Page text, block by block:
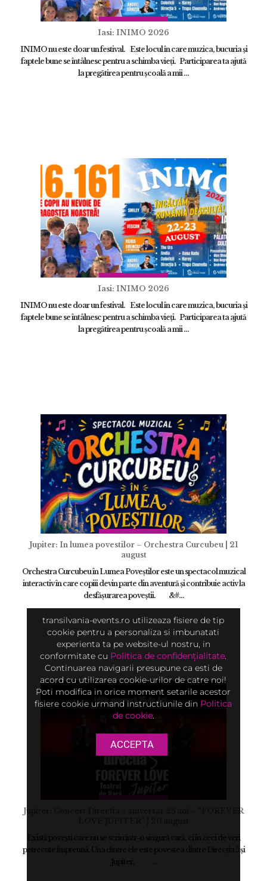
Iasi: INIMO 2026
INIMO nu este doar un festival. Este locul în care muzica, bucuria și
faptele bune se întâlnesc pentru a schimba vieți. Participarea ta ajută
la pregătirea pentru școală a mii ...
Iasi: INIMO 2026
INIMO nu este doar un festival. Este locul în care muzica, bucuria și
faptele bune se întâlnesc pentru a schimba vieți. Participarea ta ajută
la pregătirea pentru școală a mii ...
Jupiter: In lumea povestilor – Orchestra Curcubeu | 21
august
Orchestra Curcubeu în Lumea Poveștilor este un spectacol muzical
interactiv în care copiii devin parte din aventură și contribuie activ la
desfășurarea poveștii. &#...
Jupiter: Concert Directia 5 aniversar 25 ani – “FOREVER
petrecute împreună. Una dintre ele este povestea dintre Direcția 5 și
transilvania-events.ro utilizeaza fisiere de tip
cookie pentru a personaliza si imbunatati
experienta ta pe website-ul nostru, in
conformitate cu Politica de confidențialitate.
Continuarea navigarii presupune ca esti de
acord cu utilizarea cookie-urilor de catre noi!
Poti modifica in orice moment setarile acestor
fisiere cookie urmand instructiunile din Politica
de cookie.
ACCEPTA